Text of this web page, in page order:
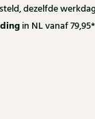
dezelfde
in NL vanaf